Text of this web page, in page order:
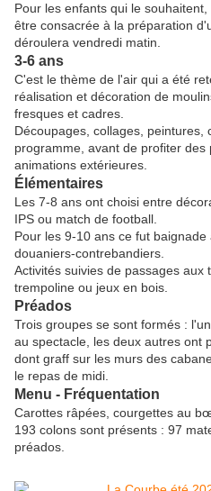
Pour les enfants qui le
être consacrée à la préparation
déroulera vendredi matin.
3-6 ans
C'est le thème de l'air qui a été
réalisation et décoration de
fresques et cadres.
Découpages, collages, peintures,
programme, avant de profiter
animations extérieures.
Élémentaires
Les 7-8 ans ont choisi entre
IPS ou match de football.
Pour les 9-10 ans ce fut
douaniers-contrebandiers.
Activités suivies de passages aux
trempoline ou jeux en bois.
Préados
Trois groupes se sont formés :
au spectacle, les deux autres ont
dont graff sur les murs des
le repas de midi.
Menu - Fréquentation
Carottes râpées, courgettes au
193 colons sont présents : 97
préados.